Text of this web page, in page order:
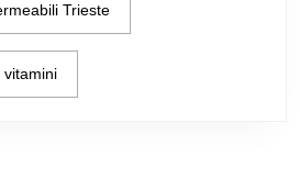
Trieste
vitamini